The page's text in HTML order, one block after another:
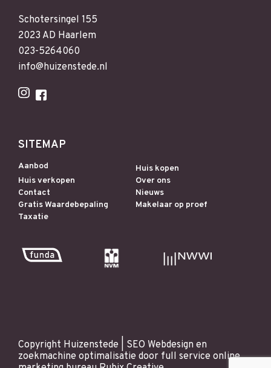
Schotersingel 155
2023 AD Haarlem
023-5264060
info@huizenstede.nl
SITEMAP
Aanbod
Huis kopen
Huis verkopen
Over ons
Contact
Nieuws
Gratis Waardebepaling
Makelaar op proef
Taxatie
Copyright Huizenstede | SEO Webdesign en
zoekmachine optimalisatie door full service online